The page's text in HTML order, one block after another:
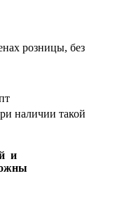
розницы, без
наличии такой
и